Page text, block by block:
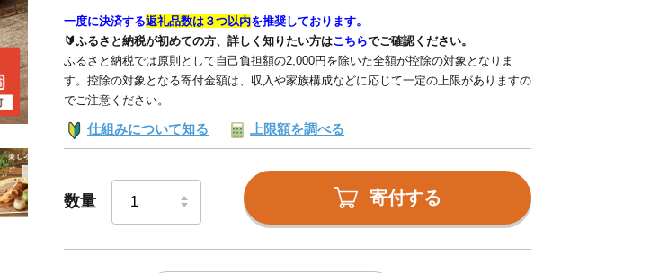
一度に決済する返礼品数は３つ以内を推奨しております。
🔰ふるさと納税が初めての方、詳しく知りたい方はこちらでご確認ください。
ふるさと納税では原則として自己負担額の2,000円を除いた全額が控除の対象となりま
す。控除の対象となる寄付金額は、収入や家族構成などに応じて一定の上限がありますの
でご注意ください。
仕組みについて知る 上限額を調べる
数量 寄付する